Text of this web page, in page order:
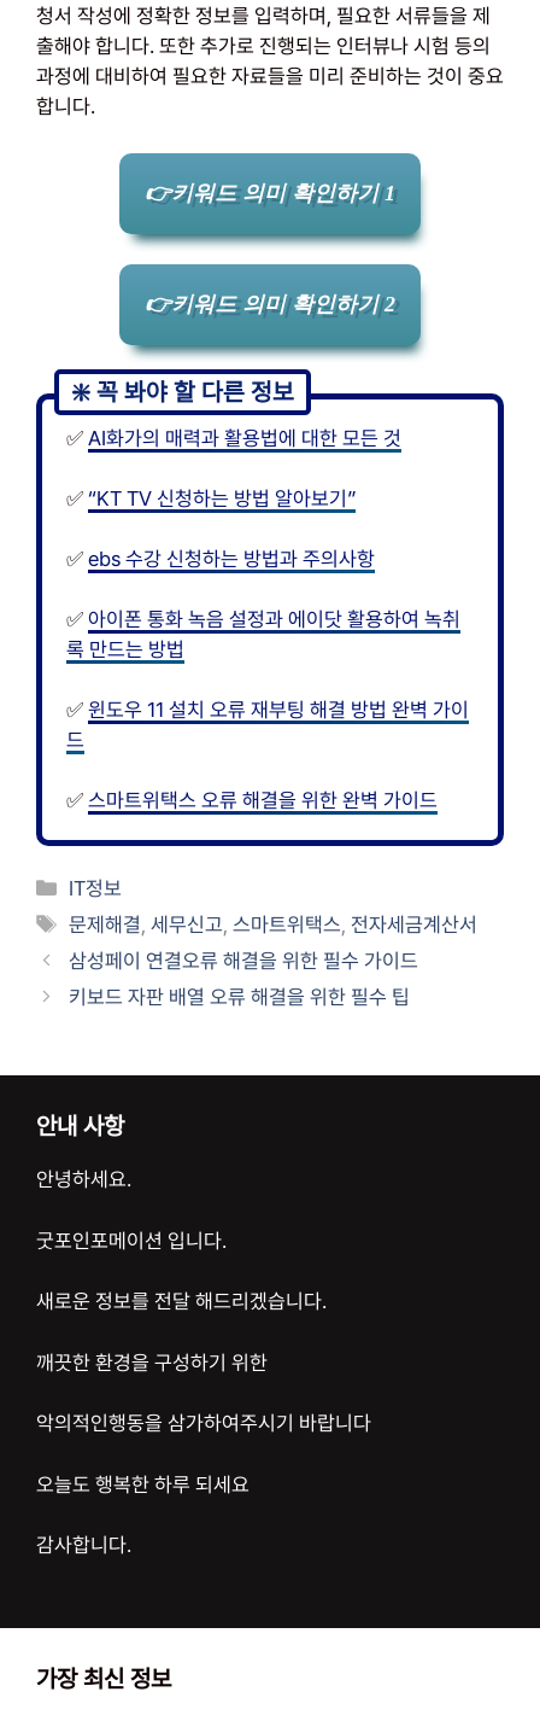
청서 작성에 정확한 정보를 입력하며, 필요한 서류들을 제
출해야 합니다. 또한 추가로 진행되는 인터뷰나 시험 등의
과정에 대비하여 필요한 자료들을 미리 준비하는 것이 중요
합니다.
👉키워드 의미 확인하기 1
👉키워드 의미 확인하기 2
✅ AI화가의 매력과 활용법에 대한 모든 것
✅ “KT TV 신청하는 방법 알아보기”
✅ ebs 수강 신청하는 방법과 주의사항
✅ 아이폰 통화 녹음 설정과 에이닷 활용하여 녹취
록 만드는 방법
✅ 윈도우 11 설치 오류 재부팅 해결 방법 완벽 가이
드
✅ 스마트위택스 오류 해결을 위한 완벽 가이드
카
테
리
IT정보
태
그
문제해결,세무신고,스마트위택스,전자세금계산서
삼성페이 연결오류 해결을 위한 필수 가이드
키보드 자판 배열 오류 해결을 위한 필수 팁
안내 사항
안녕하세요.
굿포인포메이션 입니다.
새로운 정보를 전달 해드리겠습니다.
깨끗한 환경을 구성하기 위한
악의적인행동을 삼가하여주시기 바랍니다
오늘도 행복한 하루 되세요
감사합니다.
가장 최신 정보